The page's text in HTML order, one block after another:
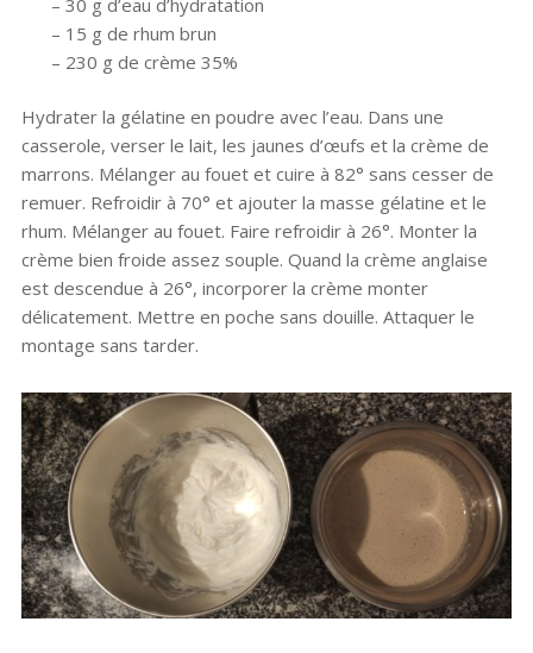
– 15 g de rhum brun
– 230 g de crème 35%
Hydrater la gélatine en poudre avec l’eau. Dans une
casserole, verser le lait, les jaunes d’œufs et la crème de
marrons. Mélanger au fouet et cuire à 82° sans cesser de
remuer. Refroidir à 70° et ajouter la masse gélatine et le
rhum. Mélanger au fouet. Faire refroidir à 26°. Monter la
crème bien froide assez souple. Quand la crème anglaise
est descendue à 26°, incorporer la crème monter
délicatement. Mettre en poche sans douille. Attaquer le
montage sans tarder.